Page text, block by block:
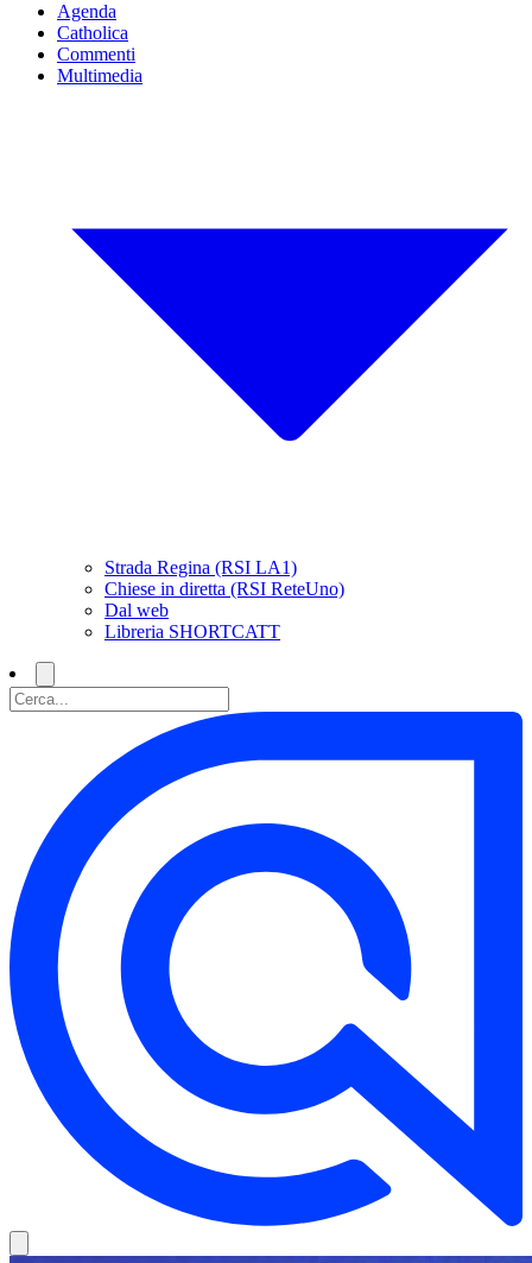
Agenda
Catholica
Commenti
Multimedia
Strada Regina (RSI LA1)
Chiese in diretta (RSI ReteUno)
Dal web
Libreria SHORTCATT